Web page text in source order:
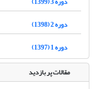
دوره 2 (1398)
دوره 1 (1397)
مقالات پر بازدید